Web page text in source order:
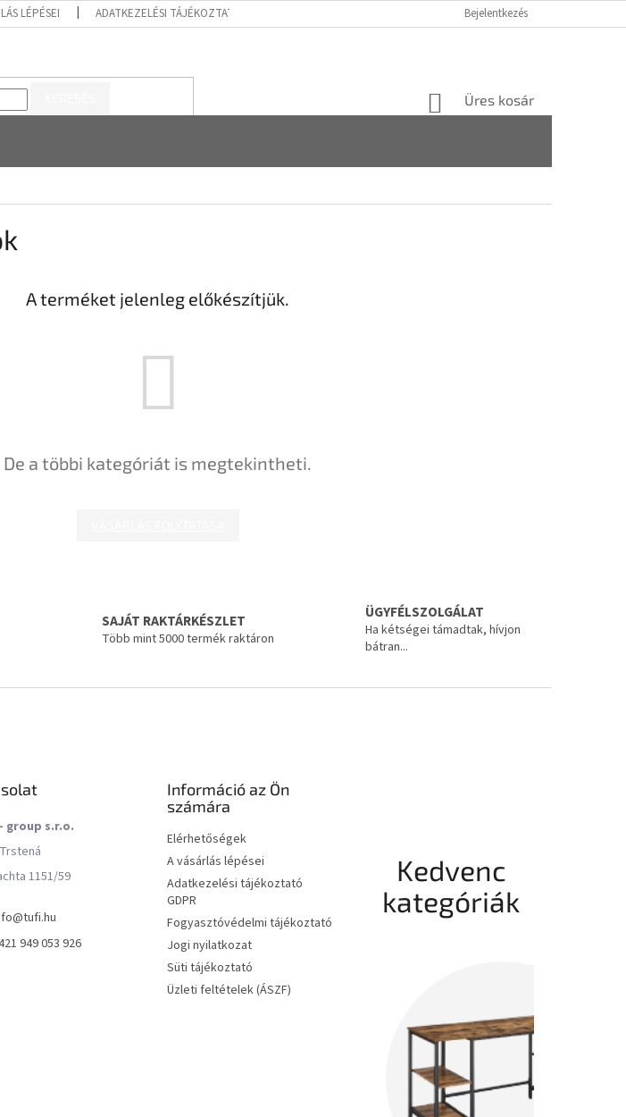
LÉPÉSEI ADATKEZELÉSI TÁJÉKOZTATÓ GDPR FOGYASZTÓVÉDELMI TÁJÉKOZTATÓ JOGI NYILATKOZAT
Bejelentkezés
KOSÁR
Üres kosár
A terméket jelenleg előkészítjük.
De a többi kategóriát is megtekintheti.
SAJÁT RAKTÁRKÉSZLET
Több mint 5000 termék raktáron
ÜGYFÉLSZOLGÁLAT
Ha kétségei támadtak, hívjon
bátran...
group s.r.o.
1151/59
@tufi.hu
949 053 926
Információ az Ön
számára
Elérhetőségek
A vásárlás lépései
Adatkezelési tájékoztató
GDPR
Fogyasztóvédelmi tájékoztató
Jogi nyilatkozat
Süti tájékoztató
Üzleti feltételek (ÁSZF)
Kedvenc
kategóriák